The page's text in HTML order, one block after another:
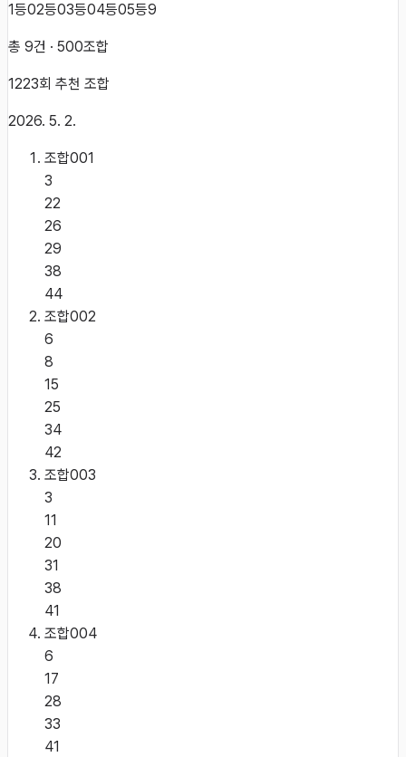
1등02등03등04등05등9
총 9건 · 500조합
1223회 추천 조합
2026. 5. 2.
조합001
3
22
26
29
38
44
조합002
6
8
15
25
34
42
조합003
3
11
20
31
38
41
조합004
6
17
28
33
41